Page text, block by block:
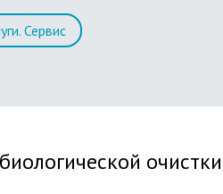
Сервис
очистки